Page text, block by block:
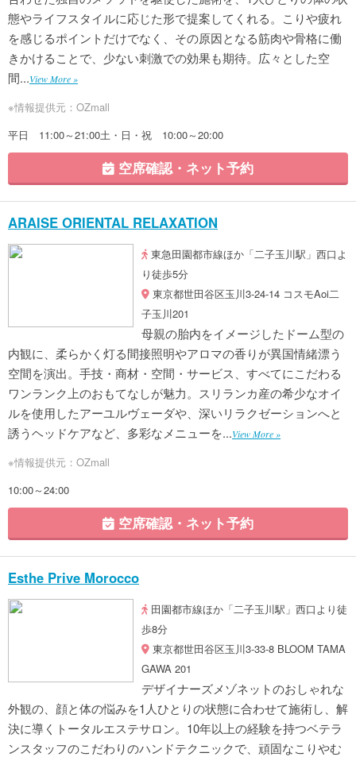
態やライフスタイルに応じた形で提案してくれる。こりや疲れ
を感じるポイントだけでなく、その原因となる筋肉や骨格に働
きかけることで、少ない刺激での効果も期待。広々とした空
間...View More »
※情報提供元：OZmall
平日 11:00～21:00土・日・祝 10:00～20:00
空席確認・ネット予約
ARAISE ORIENTAL RELAXATION
東急田園都市線ほか「二子玉川駅」西口よ
り徒歩5分
東京都世田谷区玉川3-24-14 コスモAoi二
子玉川201
母親の胎内をイメージしたドーム型の
内観に、柔らかく灯る間接照明やアロマの香りが異国情緒漂う
空間を演出。手技・商材・空間・サービス、すべてにこだわる
ワンランク上のおもてなしが魅力。スリランカ産の希少なオイ
ルを使用したアーユルヴェーダや、深いリラクゼーションへと
誘うヘッドケアなど、多彩なメニューを...View More »
※情報提供元：OZmall
10:00～24:00
空席確認・ネット予約
Esthe Prive Morocco
田園都市線ほか「二子玉川駅」西口より徒
歩8分
東京都世田谷区玉川3-33-8 BLOOM TAMA
GAWA 201
デザイナーズメゾネットのおしゃれな
外観の、顔と体の悩みを1人ひとりの状態に合わせて施術し、解
決に導くトータルエステサロン。10年以上の経験を持つベテラ
ンスタッフのこだわりのハンドテクニックで、頑固なこりやむ